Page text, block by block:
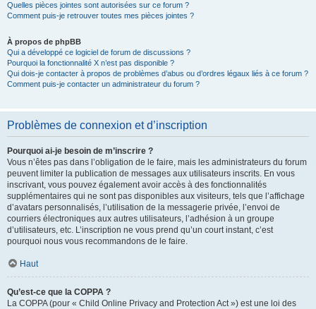
Quelles pièces jointes sont autorisées sur ce forum ?
Comment puis-je retrouver toutes mes pièces jointes ?
À propos de phpBB
Qui a développé ce logiciel de forum de discussions ?
Pourquoi la fonctionnalité X n’est pas disponible ?
Qui dois-je contacter à propos de problèmes d’abus ou d’ordres légaux liés à ce forum ?
Comment puis-je contacter un administrateur du forum ?
Problèmes de connexion et d’inscription
Pourquoi ai-je besoin de m’inscrire ?
Vous n’êtes pas dans l’obligation de le faire, mais les administrateurs du forum
peuvent limiter la publication de messages aux utilisateurs inscrits. En vous
inscrivant, vous pouvez également avoir accès à des fonctionnalités
supplémentaires qui ne sont pas disponibles aux visiteurs, tels que l’affichage
d’avatars personnalisés, l’utilisation de la messagerie privée, l’envoi de
courriers électroniques aux autres utilisateurs, l’adhésion à un groupe
d’utilisateurs, etc. L’inscription ne vous prend qu’un court instant, c’est
pourquoi nous vous recommandons de le faire.
Haut
Qu’est-ce que la COPPA ?
La COPPA (pour « Child Online Privacy and Protection Act ») est une loi des